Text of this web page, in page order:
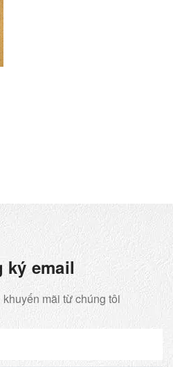
ký email
mãi từ chúng tôi